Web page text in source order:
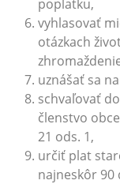
poplatku,
vyhlasovať
otázkach
uznášať sa
schvaľovať
členstvo
21 ods. 1,
určiť plat
najneskôr 90